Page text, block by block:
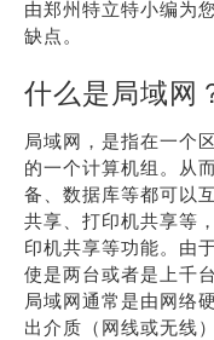
由郑州特立特小编为
缺点。
什么是局域网
局域网，是指在一个
的一个计算机组。从
备、数据库等都可以
共享、打印机共享等
印机共享等功能。由
使是两台或者是上千
局域网通常是由网络
出介质（网线或无线